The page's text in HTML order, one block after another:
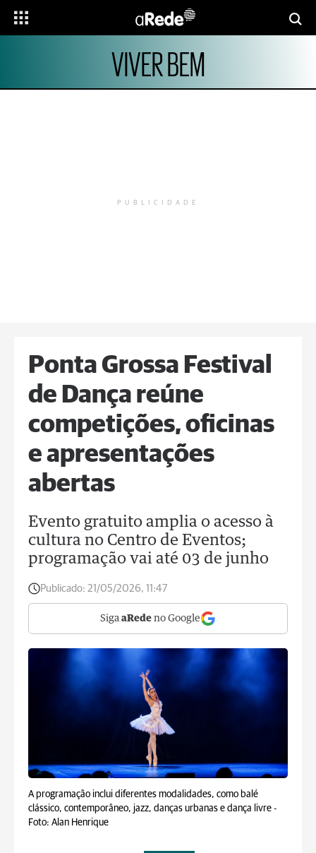
VIVER BEM
PUBLICIDADE
Ponta Grossa Festival
de Dança reúne
competições, oficinas
e apresentações
abertas
Evento gratuito amplia o acesso à
cultura no Centro de Eventos;
programação vai até 03 de junho
Publicado: 21/05/2026, 11:47
Siga aRede no Google
A programação inclui diferentes modalidades, como balé
clássico, contemporâneo, jazz, danças urbanas e dança livre -
Foto: Alan Henrique